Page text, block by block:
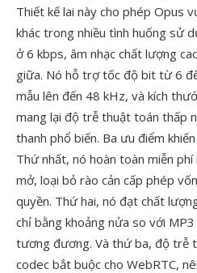
Thiết kế lai này cho phép Opus
khác trong nhiều tình huống sử
ở 6 kbps, âm nhạc chất lượng
giữa. Nó hỗ trợ tốc độ bit từ 6
mẫu lên đến 48 kHz, và kích
mang lại độ trễ thuật toán thấp
thanh phổ biến. Ba ưu điểm khiến
Thứ nhất, nó hoàn toàn miễn
mở, loại bỏ rào cản cấp phép
quyền. Thứ hai, nó đạt chất
chỉ bằng khoảng nửa so với
tương đương. Và thứ ba, độ trễ
codec bắt buộc cho WebRTC,